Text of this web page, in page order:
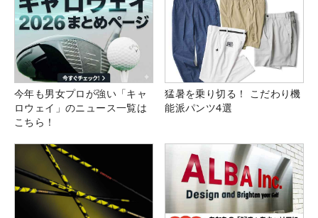
今年も男女プロが強い「キャ
ロウェイ」のニュース一覧は
こちら！
猛暑を乗り切る！ こだわり機
能派パンツ4選